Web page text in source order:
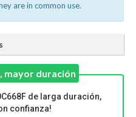
are in common use.
mayor duración
de larga duración,
confianza!